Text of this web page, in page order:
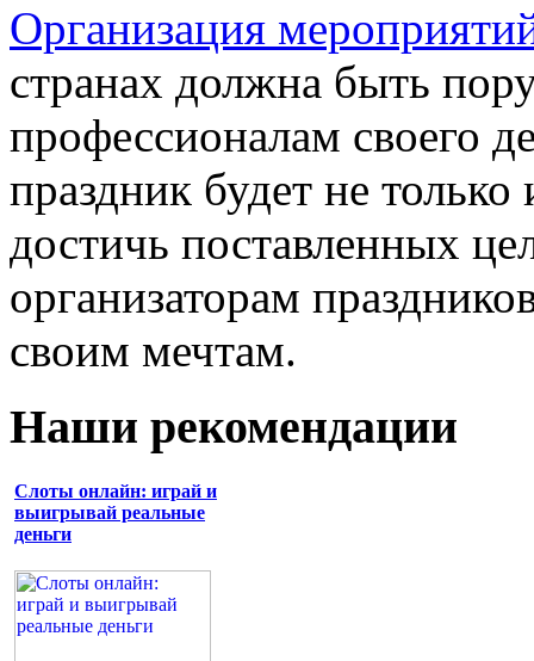
Организация
странах должна быть
профессионалам своего
праздник будет не
достичь поставленных
организаторам
своим мечтам.
Наши рекомендации
Слоты онлайн: играй и
выигрывай реальные
деньги